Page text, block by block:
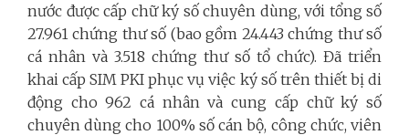
nước được cấp chữ ký số chuyên dùng, với tổng số
27.961 chứng thư số (bao gồm 24.443 chứng thư số
cá nhân và 3.518 chứng thư số tổ chức). Đã triển
khai cấp SIM PKI phục vụ việc ký số trên thiết bị di
động cho 962 cá nhân và cung cấp chữ ký số
chuyên dùng cho 100% số cán bộ, công chức, viên